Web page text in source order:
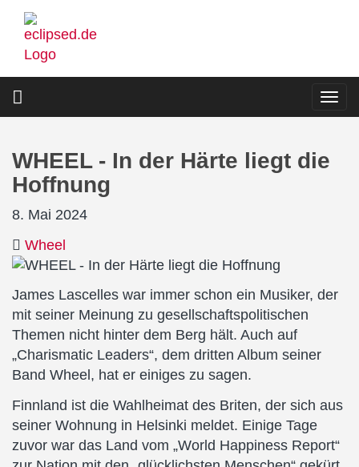
Direkt
zum
Inhalt
WHEEL - In der Härte liegt die
Hoffnung
8. Mai 2024
Wheel
James Lascelles war immer schon ein Musiker, der
mit seiner Meinung zu gesellschaftspolitischen
Themen nicht hinter dem Berg hält. Auch auf
„Charismatic Leaders“, dem dritten Album seiner
Band Wheel, hat er einiges zu sagen.
Finnland ist die Wahlheimat des Briten, der sich aus
seiner Wohnung in Helsinki meldet. Einige Tage
zuvor war das Land vom „World Happiness Report“